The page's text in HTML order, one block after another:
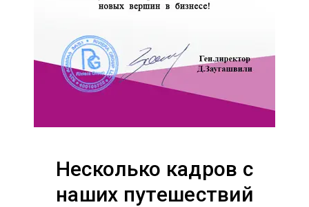
Несколько кадров с
наших путешествий